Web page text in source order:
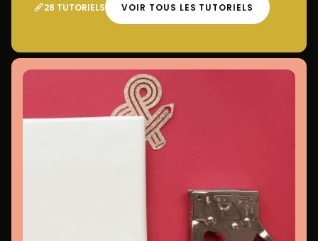
28 TUTORIELS VOIR TOUS LES TUTORIELS